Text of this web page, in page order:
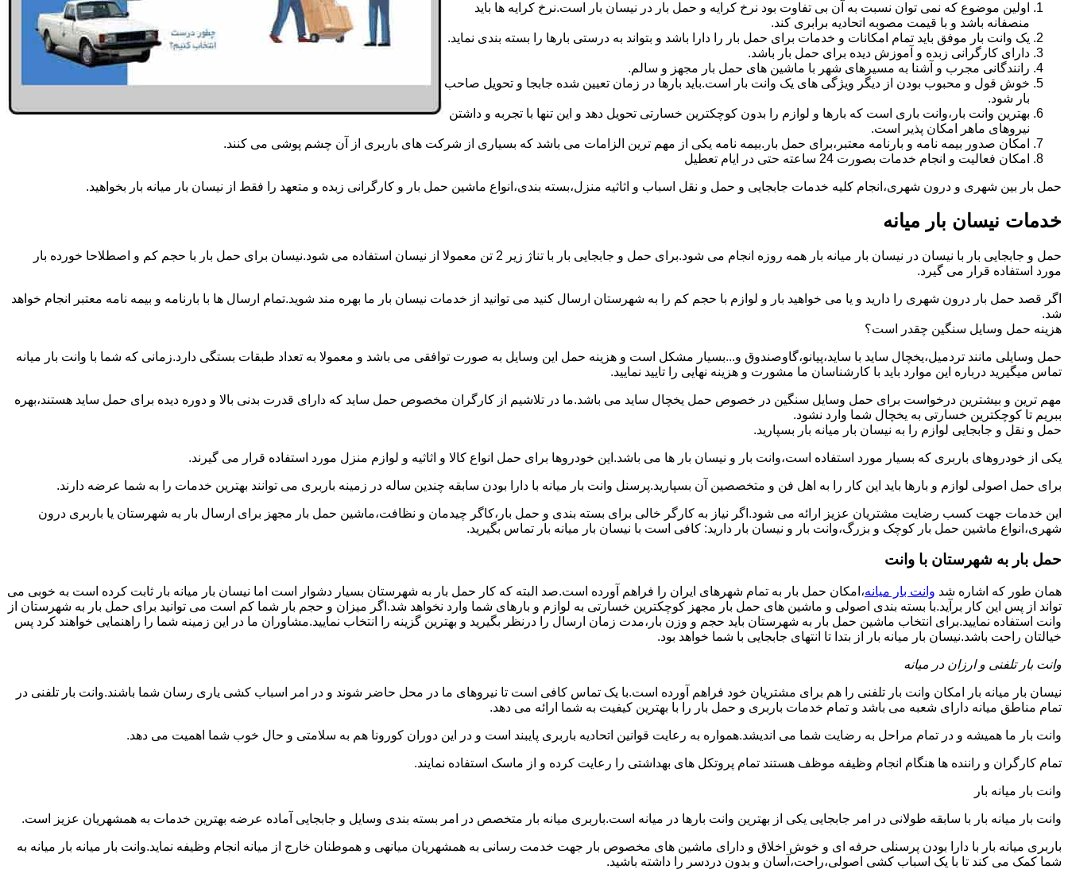
اولین موضوع که نمی توان نسبت به آن بی تفاوت بود نرخ کرایه و حمل بار در نیسان بار است.نرخ کرایه ها باید
منصفانه باشد و با قیمت مصوبه اتحادیه برابری کند.
یک وانت بار موفق باید تمام امکانات و خدمات برای حمل بار را دارا باشد و بتواند به درستی بارها را بسته بندی نماید.
دارای کارگرانی زبده و آموزش دیده برای حمل بار باشد.
رانندگانی مجرب و آشنا به مسیرهای شهر با ماشین های حمل بار مجهز و سالم.
خوش قول و محبوب بودن از دیگر ویژگی های یک وانت بار است.باید بارها در زمان تعیین شده جابجا و تحویل صاحب
بار شود.
بهترین وانت بار،وانت باری است که بارها و لوازم را بدون کوچکترین خسارتی تحویل دهد و این تنها با تجربه و داشتن
نیروهای ماهر امکان پذیر است.
امکان صدور بیمه نامه و بارنامه معتبر،برای حمل بار.بیمه نامه یکی از مهم ترین الزامات می باشد که بسیاری از شرکت های باربری از آن چشم پوشی می کنند.
امکان فعالیت و انجام خدمات بصورت 24 ساعته حتی در ایام تعطیل
حمل بار بین شهری و درون شهری،انجام کلیه خدمات جابجایی و حمل و نقل اسباب و اثاثیه منزل،بسته بندی،انواع ماشین حمل بار و کارگرانی زبده و متعهد را فقط از نیسان بار میانه بار بخواهید.
خدمات نیسان بار میانه
حمل و جابجایی بار با نیسان در نیسان بار میانه بار همه روزه انجام می شود.برای حمل و جابجایی بار با تناژ زیر 2 تن معمولا از نیسان استفاده می شود.نیسان برای حمل بار با حجم کم و اصطلاحا خورده بار
مورد استفاده قرار می گیرد.
اگر قصد حمل بار درون شهری را دارید و یا می خواهید بار و لوازم با حجم کم را به شهرستان ارسال کنید می توانید از خدمات نیسان بار ما بهره مند شوید.تمام ارسال ها با بارنامه و بیمه نامه معتبر انجام خواهد
شد.
هزینه حمل وسایل سنگین چقدر است؟
حمل وسایلی مانند تردمیل،یخچال ساید با ساید،پیانو،گاوصندوق و...بسیار مشکل است و هزینه حمل این وسایل به صورت توافقی می باشد و معمولا به تعداد طبقات بستگی دارد.زمانی که شما با وانت بار میانه
تماس میگیرید درباره این موارد باید با کارشناسان ما مشورت و هزینه نهایی را تایید نمایید.
مهم ترین و بیشترین درخواست برای حمل وسایل سنگین در خصوص حمل یخچال ساید می باشد.ما در تلاشیم از کارگران مخصوص حمل ساید که دارای قدرت بدنی بالا و دوره دیده برای حمل ساید هستند،بهره
ببریم تا کوچکترین خسارتی به یخچال شما وارد نشود.
حمل و نقل و جابجایی لوازم را به نیسان بار میانه بار بسپارید.
یکی از خودروهای باربری که بسیار مورد استفاده است،وانت بار و نیسان بار ها می باشد.این خودروها برای حمل انواع کالا و اثاثیه و لوازم منزل مورد استفاده قرار می گیرند.
برای حمل اصولی لوازم و بارها باید این کار را به اهل فن و متخصصین آن بسپارید.پرسنل وانت بار میانه با دارا بودن سابقه چندین ساله در زمینه باربری می توانند بهترین خدمات را به شما عرضه دارند.
این خدمات جهت کسب رضایت مشتریان عزیز ارائه می شود.اگر نیاز به کارگر خالی برای بسته بندی و حمل بار،کاگر چیدمان و نظافت،ماشین حمل بار مجهز برای ارسال بار به شهرستان یا باربری درون
شهری،انواع ماشین حمل بار کوچک و بزرگ،وانت بار و نیسان بار دارید: کافی است با نیسان بار میانه بار تماس بگیرید.
حمل بار به شهرستان با وانت
همان طور که اشاره شد وانت بار میانه،امکان حمل بار به تمام شهرهای ایران را فراهم آورده است.صد البته که کار حمل بار به شهرستان بسیار دشوار است اما نیسان بار میانه بار ثابت کرده است به خوبی می
تواند از پس این کار برآید.با بسته بندی اصولی و ماشین های حمل بار مجهز کوچکترین خسارتی به لوازم و بارهای شما وارد نخواهد شد.اگر میزان و حجم بار شما کم است می توانید برای حمل بار به شهرستان از
وانت استفاده نمایید.برای انتخاب ماشین حمل بار به شهرستان باید حجم و وزن بار،مدت زمان ارسال را درنظر بگیرید و بهترین گزینه را انتخاب نمایید.مشاوران ما در این زمینه شما را راهنمایی خواهند کرد پس
خیالتان راحت باشد.نیسان بار میانه بار از بتدا تا انتهای جابجایی با شما خواهد بود.
وانت بار تلفنی و ارزان در میانه
نیسان بار میانه بار امکان وانت بار تلفنی را هم برای مشتریان خود فراهم آورده است.با یک تماس کافی است تا نیروهای ما در محل حاضر شوند و در امر اسباب کشی یاری رسان شما باشند.وانت بار تلفنی در
تمام مناطق میانه دارای شعبه می باشد و تمام خدمات باربری و حمل بار را با بهترین کیفیت به شما ارائه می دهد.
وانت بار ما همیشه و در تمام مراحل به رضایت شما می اندیشد.همواره به رعایت قوانین اتحادیه باربری پایبند است و در این دوران کورونا هم به سلامتی و حال خوب شما اهمیت می دهد.
تمام کارگران و راننده ها هنگام انجام وظیفه موظف هستند تمام پروتکل های بهداشتی را رعایت کرده و از ماسک استفاده نمایند.
وانت بار میانه بار
وانت بار میانه بار با سابقه طولانی در امر جابجایی یکی از بهترین وانت بارها در میانه است.باربری میانه بار متخصص در امر بسته بندی وسایل و جابجایی آماده عرضه بهترین خدمات به همشهریان عزیز است.
باربری میانه بار با دارا بودن پرسنلی حرفه ای و خوش اخلاق و دارای ماشین های مخصوص بار جهت خدمت رسانی به همشهریان میانهی و هموطنان خارج از میانه انجام وظیفه نماید.وانت بار میانه بار میانه به
شما کمک می کند تا با یک اسباب کشی اصولی،راحت،آسان و بدون دردسر را داشته باشید.